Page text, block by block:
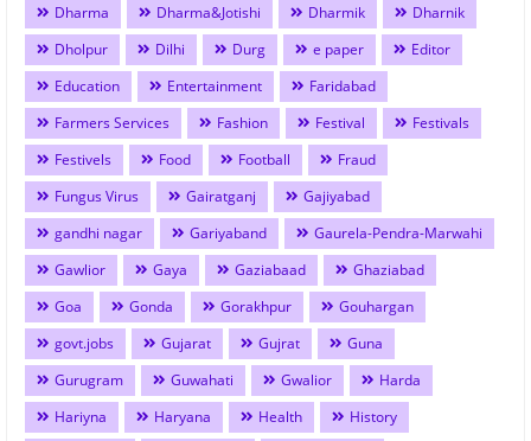
Dharma
Dharma&Jotishi Dharmik
Dharnik
Dholpur
Dilhi Durg e paper
Editor
Education
Entertainment
Faridabad
Farmers Services
Fashion Festival
Festivals
Festivels
Food Football
Fraud
Fungus Virus
Gairatganj
Gajiyabad
gandhi nagar
Gariyaband
Gaurela-Pendra-Marwahi
Gawlior
Gaya Gaziabaad
Ghaziabad
Goa
Gonda Gorakhpur
Gouhargan
govt.jobs
Gujarat Gujrat
Guna
Gurugram
Guwahati Gwalior
Harda
Hariyna
Haryana Health
History